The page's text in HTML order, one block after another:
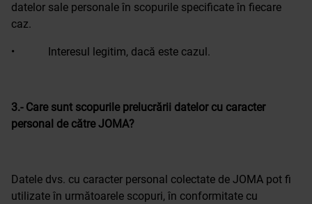
datelor sale personale în scopurile specificate în fiecare
caz.
• Interesul legitim, dacă este cazul.
3.- Care sunt scopurile prelucrării datelor cu caracter
personal de către JOMA?
Datele dvs. cu caracter personal colectate de JOMA pot fi
utilizate în următoarele scopuri, în conformitate cu